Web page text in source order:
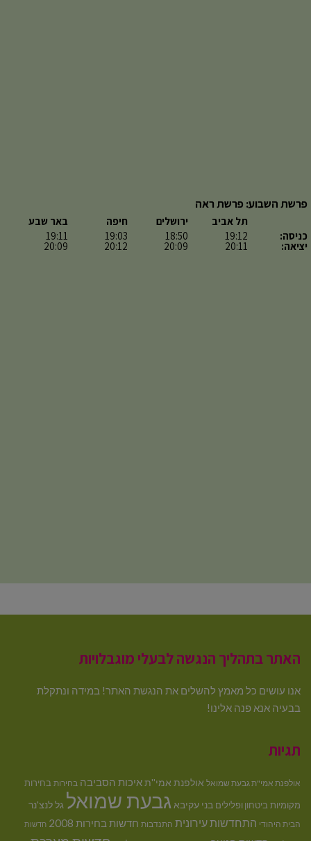
פרשת השבוע: פרשת ראה
כניסה:
יציאה:
תל אביב
19:12
20:11
ירושלים
18:50
20:09
חיפה
19:03
20:12
באר שבע
19:11
20:09
האתר בתהליך הנגשה לבעלי מוגבלויות
אנו עושים כל מאמץ להשלים את הנגשת האתר! במידה ונתקלת
בבעיה אנא פנה אלינו!
תגיות
אולפנת אמי"ת גבעת שמואל אולפנת אמי''תאיכות הסביבה בחירות בחירות
מקומיותביטחון ופלילים בני עקיבא גבעת שמואל גל לנצ'נר
הבית היהודי התחדשות עירונית התנדבות חדשות בחירות 2008 חדשות